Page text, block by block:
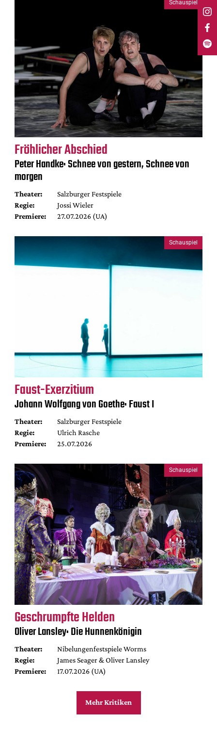
Schauspiel
Fröhlicher Abschied
Peter Handke: Schnee von gestern, Schnee von
morgen
Theater:
Salzburger Festspiele
Regie:
Jossi Wieler
Premiere:
27.07.2026 (UA)
Schauspiel
Faust-Exerzitium
Johann Wolfgang von Goethe: Faust I
Theater:
Salzburger Festspiele
Regie:
Ulrich Rasche
Premiere:
25.07.2026
Schauspiel
Geschrumpfte Helden
Oliver Lansley: Die Hunnenkönigin
Theater:
Nibelungenfestspiele Worms
Regie:
James Seager & Oliver Lansley
Premiere:
17.07.2026 (UA)
Mehr Kritiken